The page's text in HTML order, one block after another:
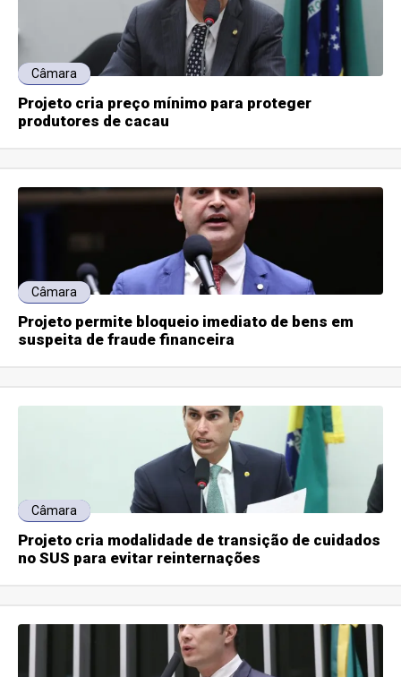
Câmara
Projeto cria preço mínimo para proteger
produtores de cacau
Câmara
Projeto permite bloqueio imediato de bens em
suspeita de fraude financeira
Câmara
Projeto cria modalidade de transição de cuidados
no SUS para evitar reinternações